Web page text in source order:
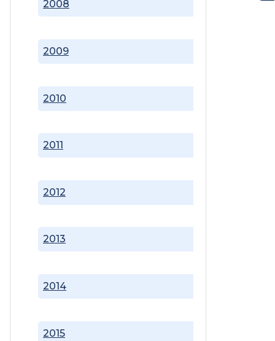
2008
2009
2010
2011
2012
2013
2014
2015